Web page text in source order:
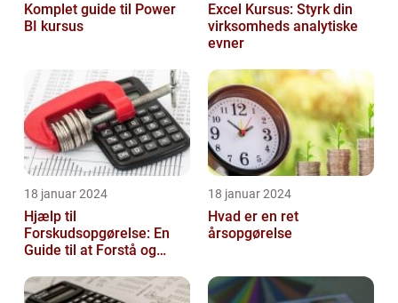
Komplet guide til Power
BI kursus
Excel Kursus: Styrk din
virksomheds analytiske
evner
18 januar 2024
Hjælp til
Forskudsopgørelse: En
Guide til at Forstå og
18 januar 2024
Hvad er en ret
årsopgørelse